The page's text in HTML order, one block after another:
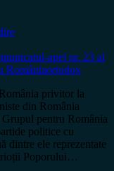
apel nr. 23 al
Româniaortodox
privitor la
din România
pentru România
politice cu
dintre ele reprezentate
Poporului…